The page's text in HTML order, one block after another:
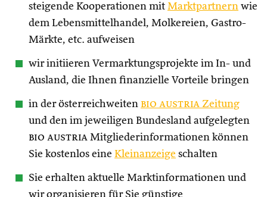
steigende Kooperationen mit Marktpartnern wie
dem Lebensmittelhandel, Molkereien, Gastro-
Märkte, etc. aufweisen
wir initiieren Vermarktungsprojekte im In- und
Ausland, die Ihnen finanzielle Vorteile bringen
in der österreichweiten bio austria Zeitung
und den im jeweiligen Bundesland aufgelegten
bio austria Mitgliederinformationen können
Sie kostenlos eine Kleinanzeige schalten
Sie erhalten aktuelle Marktinformationen und